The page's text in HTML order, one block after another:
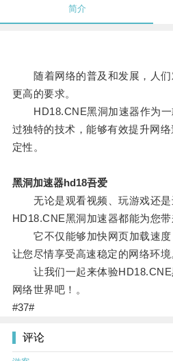
简介
随着网络的普及和发展，人们
更高的要求。
HD18.CNE黑洞加速器作为一
过独特的技术，能够有效提升网
定性。
黑洞加速器hd18吾爱
无论是观看视频、玩游戏还是
HD18.CNE黑洞加速器都能为您带
它不仅能够加快网页加载速度
让您尽情享受高速稳定的网络环境
让我们一起来体验HD18.CNE
网络世界吧！。
#37#
评论